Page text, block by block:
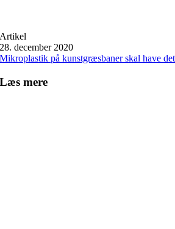
Artikel
28. december 2020
Mikroplastik på kunstgræsbaner skal have
Læs mere